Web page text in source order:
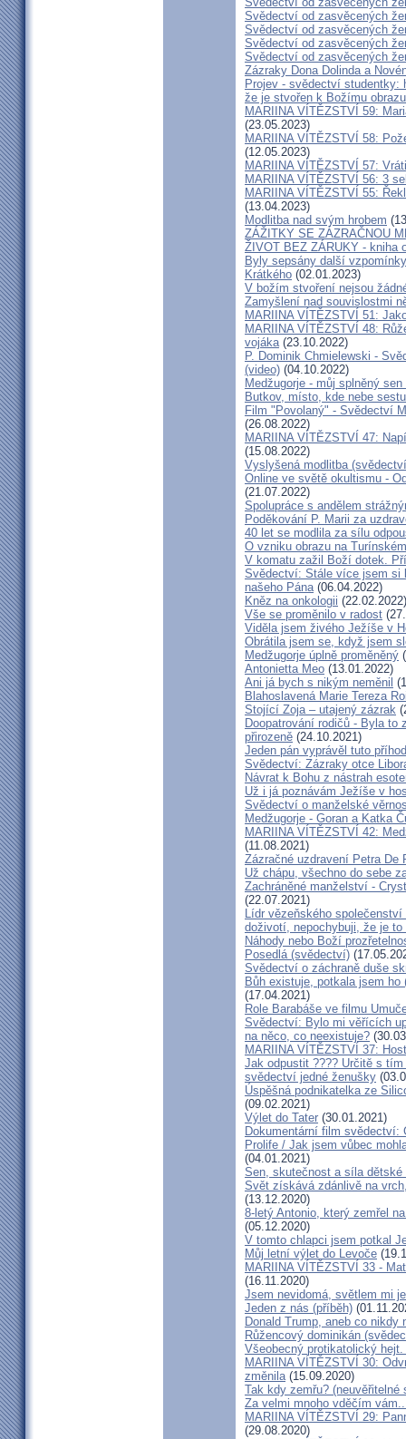
Svědectví od zasvěcených
Svědectví od zasvěcených
Svědectví od zasvěcených
Svědectví od zasvěcených
Zázraky Dona Dolinda a
Projev - svědectví studentky:
že je stvořen k Božímu obrazu
MARIINA VÍTĚZSTVÍ 59:
(23.05.2023)
MARIINA VÍTĚZSTVÍ 58:
(12.05.2023)
MARIINA VÍTĚZSTVÍ 57:
MARIINA VÍTĚZSTVÍ 56: 3
MARIINA VÍTĚZSTVÍ 55:
(13.04.2023)
Modlitba nad svým hrobem
ZÁŽITKY SE ZÁZRAČNOU
ŽIVOT BEZ ZÁRUKY - kniha
Byly sepsány další
Krátkého (02.01.2023)
V božím stvoření nejsou
Zamyšlení nad souvislostmi
MARIINA VÍTĚZSTVÍ 51:
MARIINA VÍTĚZSTVÍ 48:
vojáka(23.10.2022)
P. Dominik Chmielewski -
(video) (04.10.2022)
Medžugorje - můj splněný
Butkov, místo, kde nebe
Film "Povolaný" - Svědectví
(26.08.2022)
MARIINA VÍTĚZSTVÍ 47:
(15.08.2022)
Vyslyšená modlitba
Online ve světě okultismu -
(21.07.2022)
Spolupráce s andělem
Poděkování P. Marii za
40 let se modlila za sílu
O vzniku obrazu na
V komatu zažil Boží dotek.
Svědectví: Stále více jsem si
našeho Pána(06.04.2022)
Kněz na onkologii (22.02.2022)
Vše se proměnilo v radost
Viděla jsem živého Ježíše v
Obrátila jsem se, když jsem
Medžugorje úplně proměněný
Antonietta Meo (13.01.2022)
Ani já bych s nikým neměnil
Blahoslavená Marie Tereza
Stojící Zoja – utajený zázrak
Doopatrování rodičů - Byla
přirozeně (24.10.2021)
Jeden pán vyprávěl tuto
Svědectví: Zázraky otce
Návrat k Bohu z nástrah
Už i já poznávám Ježíše v
Svědectví o manželské
Medžugorje - Goran a Katka
MARIINA VÍTĚZSTVÍ 42:
(11.08.2021)
Zázračné uzdravení Petra De
Už chápu, všechno do sebe
Zachráněné manželství -
(22.07.2021)
Lídr vězeňského
doživotí, nepochybuji, že je
Náhody nebo Boží
Posedlá (svědectví)
Svědectví o záchraně duše
Bůh existuje, potkala jsem
(17.04.2021)
Role Barabáše ve filmu
Svědectví: Bylo mi věřících
na něco, co neexistuje?
MARIINA VÍTĚZSTVÍ 37:
Jak odpustit ???? Určitě s
svědectví jedné ženušky
Úspěšná podnikatelka ze
(09.02.2021)
Výlet do Tater (30.01.2021)
Dokumentární film
Prolife / Jak jsem vůbec
(04.01.2021)
Sen, skutečnost a síla dětské
Svět získává zdánlivě na
(13.12.2020)
8-letý Antonio, který zemřel
(05.12.2020)
V tomto chlapci jsem potkal
Můj letní výlet do Levoče
MARIINA VÍTĚZSTVÍ 33 -
(16.11.2020)
Jsem nevidomá, světlem mi
Jeden z nás (příběh)
Donald Trump, aneb co
Růžencový dominikán
Všeobecný protikatolický
MARIINA VÍTĚZSTVÍ 30:
změnila(15.09.2020)
Tak kdy zemřu?
Za velmi mnoho vděčím
MARIINA VÍTĚZSTVÍ 29:
(29.08.2020)